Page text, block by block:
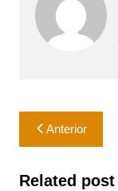
Navegação
de
Post
Anterior
Related post